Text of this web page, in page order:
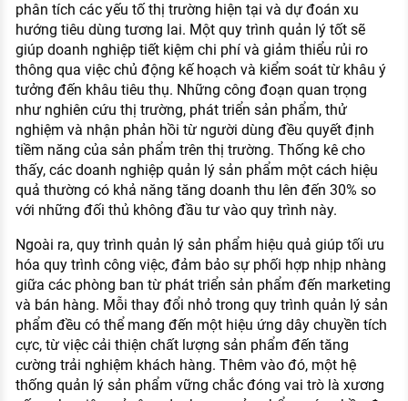
phân tích các yếu tố thị trường hiện tại và dự đoán xu
hướng tiêu dùng tương lai. Một quy trình quản lý tốt sẽ
giúp doanh nghiệp tiết kiệm chi phí và giảm thiểu rủi ro
thông qua việc chủ động kế hoạch và kiểm soát từ khâu ý
tưởng đến khâu tiêu thụ. Những công đoạn quan trọng
như nghiên cứu thị trường, phát triển sản phẩm, thử
nghiệm và nhận phản hồi từ người dùng đều quyết định
tiềm năng của sản phẩm trên thị trường. Thống kê cho
thấy, các doanh nghiệp quản lý sản phẩm một cách hiệu
quả thường có khả năng tăng doanh thu lên đến 30% so
với những đối thủ không đầu tư vào quy trình này.
Ngoài ra, quy trình quản lý sản phẩm hiệu quả giúp tối ưu
hóa quy trình công việc, đảm bảo sự phối hợp nhịp nhàng
giữa các phòng ban từ phát triển sản phẩm đến marketing
và bán hàng. Mỗi thay đổi nhỏ trong quy trình quản lý sản
phẩm đều có thể mang đến một hiệu ứng dây chuyền tích
cực, từ việc cải thiện chất lượng sản phẩm đến tăng
cường trải nghiệm khách hàng. Thêm vào đó, một hệ
thống quản lý sản phẩm vững chắc đóng vai trò là xương